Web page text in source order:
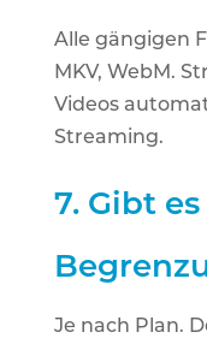
Alle gängigen
MKV, WebM.
Videos
Streaming.
7. Gibt
Je nach Plan.